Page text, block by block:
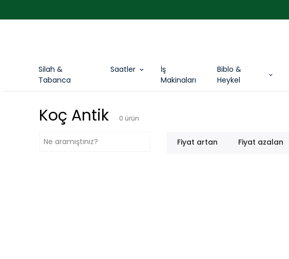
Silah &
Tabanca
Saatler
İş
Makinaları
Biblo &
Heykel
Koç Antik 0 ürün
Fiyat artan Fiyat azalan